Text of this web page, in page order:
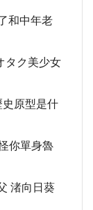
和中年老
タク美少女
史原型是什
你單身魯
渚向日葵